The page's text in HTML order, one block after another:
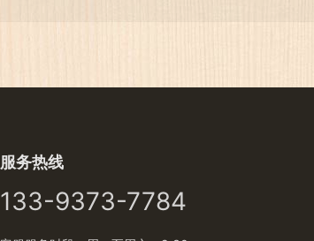
服务热线
133-9373-7784